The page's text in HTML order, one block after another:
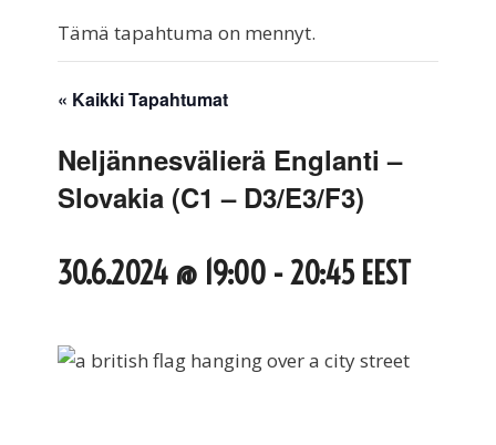
Tämä tapahtuma on mennyt.
« Kaikki Tapahtumat
Neljännesvälierä Englanti –
Slovakia (C1 – D3/E3/F3)
30.6.2024 @ 19:00 -20:45 EEST